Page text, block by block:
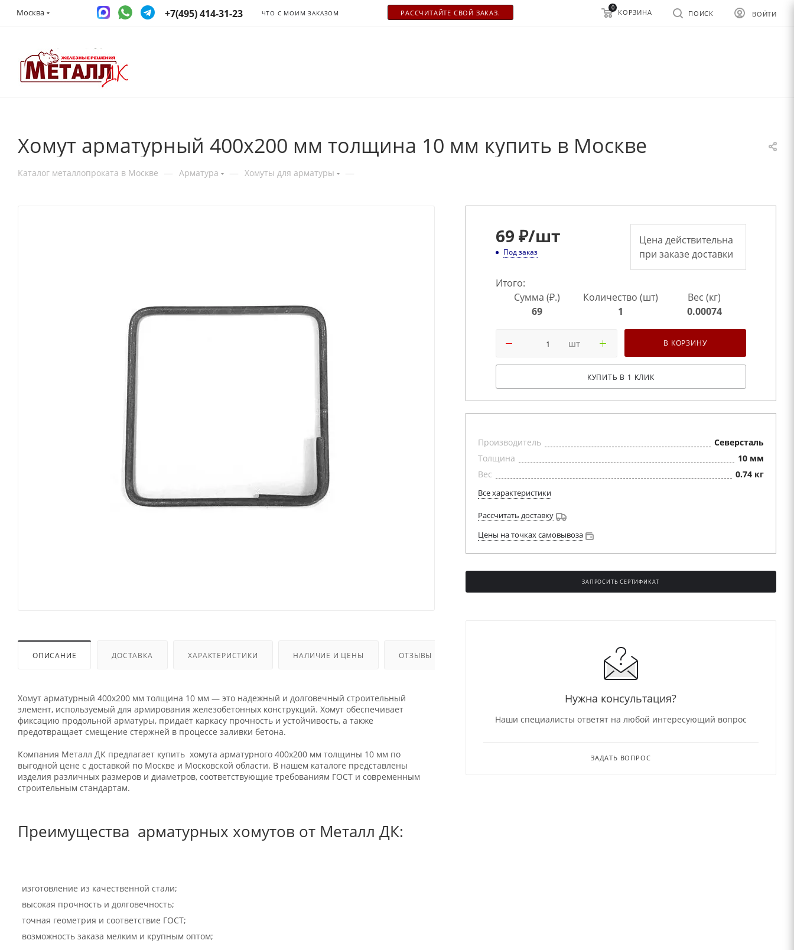
Москва +7(495) 414-31-23 ЧТО С МОИМ ЗАКАЗОМ РАСCЧИТАЙТЕ СВОЙ ЗАКАЗ. ВОЙТИ
ПОИСК
0
КОРЗИНА
Хомут арматурный 400х200 мм толщина 10 мм купить в Москве
Каталог металлопроката в Москве — Арматура — Хомуты для арматуры —
ОПИСАНИЕ ДОСТАВКА ХАРАКТЕРИСТИКИ НАЛИЧИЕ И ЦЕНЫ ОТЗЫВЫ
Хомут арматурный 400х200 мм толщина 10 мм — это надежный и долговечный строительный
элемент, используемый для армирования железобетонных конструкций. Хомут обеспечивает
фиксацию продольной арматуры, придаёт каркасу прочность и устойчивость, а также
предотвращает смещение стержней в процессе заливки бетона.
Компания Металл ДК предлагает купить хомута арматурного 400х200 мм толщины 10 мм по
выгодной цене с доставкой по Москве и Московской области. В нашем каталоге представлены
изделия различных размеров и диаметров, соответствующие требованиям ГОСТ и современным
строительным стандартам.
Преимущества арматурных хомутов от Металл ДК:
изготовление из качественной стали;
высокая прочность и долговечность;
точная геометрия и соответствие ГОСТ;
возможность заказа мелким и крупным оптом;
69 ₽/шт
Под заказ
Цена действительна
при заказе доставки
Итого:
Сумма (₽.)
69
Количество (шт)
1
Вес (кг)
0.00074
шт В КОРЗИНУ
КУПИТЬ В 1 КЛИК
Производитель
Северсталь
Толщина
10 мм
Вес
0.74 кг
Все характеристики
Рассчитать доставку
Цены на точках самовывоза
ЗАПРОСИТЬ СЕРТИФИКАТ
Нужна консультация?
Наши специалисты ответят на любой интересующий вопрос
ЗАДАТЬ ВОПРОС